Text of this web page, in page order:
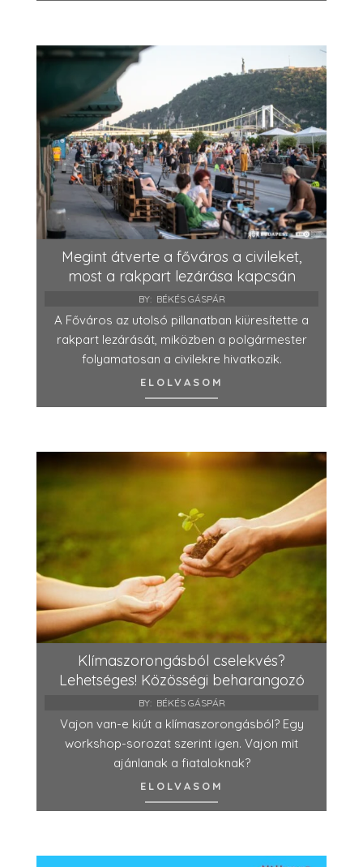
Megint átverte a főváros a civileket,
most a rakpart lezárása kapcsán
BY: BÉKÉS GÁSPÁR
A Főváros az utolsó pillanatban kiüresítette a
rakpart lezárását, miközben a polgármester
folyamatosan a civilekre hivatkozik.
ELOLVASOM
Klímaszorongásból cselekvés?
Lehetséges! Közösségi beharangozó
BY: BÉKÉS GÁSPÁR
Vajon van-e kiút a klímaszorongásból? Egy
workshop-sorozat szerint igen. Vajon mit
ajánlanak a fiataloknak?
ELOLVASOM